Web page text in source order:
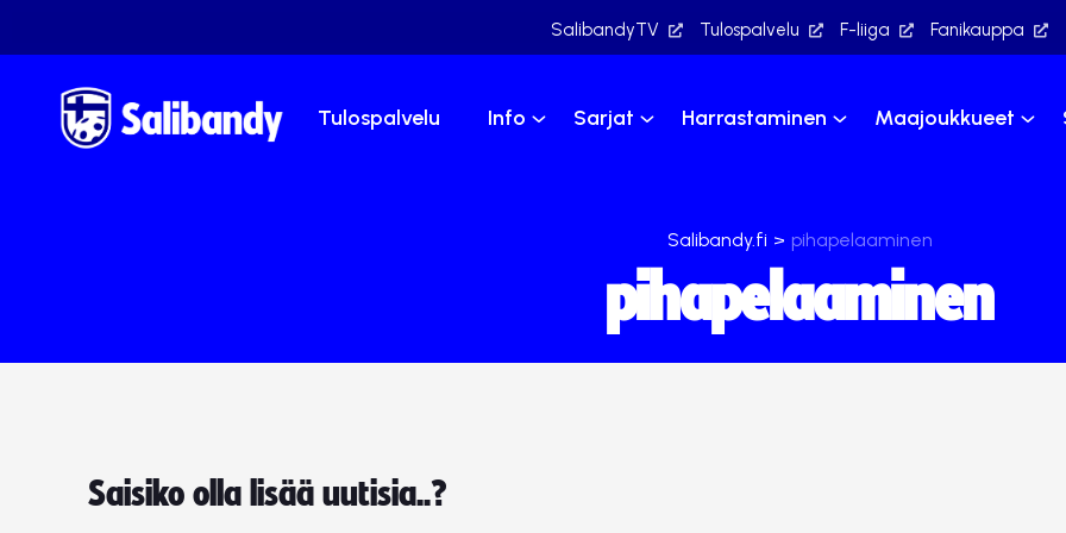
SalibandyTV Tulospalvelu F-liiga Fanikauppa
Tulospalvelu Info Sarjat Harrastaminen Maajoukkueet
Salibandy.fi > pihapelaaminen
pihapelaaminen
Saisiko olla lisää uutisia..?